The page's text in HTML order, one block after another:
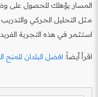
المسار يؤهلك للحصول على
مثل التحليل الحركي والتدريب
استثمر في هذه التجربة
اقرأ أيضاً: افضل البلدان للمنح